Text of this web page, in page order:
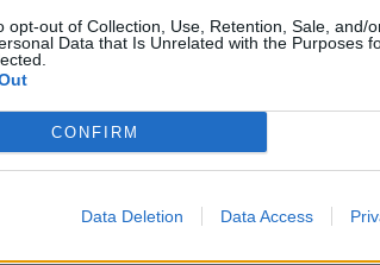
opt-out of Collection, Use, Retention, Sale, and/
Data that Is Unrelated with the Purposes
CONFIRM
Data Deletion Data Access
Orsolya és Németh Róbert
másik oldala.
a nézettség